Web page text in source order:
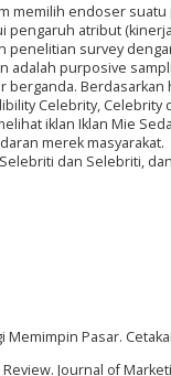
memilih endoser
atribut
penelitian survey
adalah purposive
Celebrity, Celebrity
iklan Iklan Mie
merek masyarakat.
dan Selebriti,
Pasar.
Journal of